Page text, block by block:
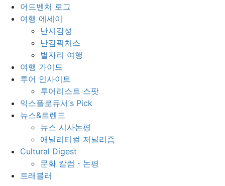
어드벤처 로그
여행 에세이
난시감성
난감픽처스
별자리 여행
여행 가이드
투어 인사이트
투어리스트 스팟
익스플로듀서’s Pick
뉴스&트렌드
뉴스 시사논평
애널리티컬 저널리즘
Cultural Digest
문화 칼럼・논평
트래블러